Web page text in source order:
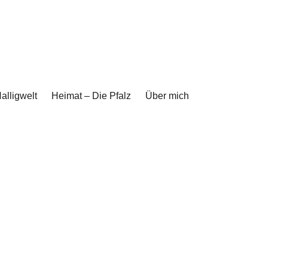
Heimat – Die Pfalz Über mich